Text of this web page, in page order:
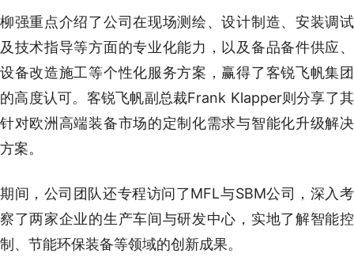
柳强重点介绍了公司在现场测绘、设计制造、安装调试
及技术指导等方面的专业化能力，以及备品备件供应、
设备改造施工等个性化服务方案，赢得了客锐飞帆集团
的高度认可。客锐飞帆副总裁Frank Klapper则分享了其
针对欧洲高端装备市场的定制化需求与智能化升级解决
方案。
期间，公司团队还专程访问了MFL与SBM公司，深入考
察了两家企业的生产车间与研发中心，实地了解智能控
制、节能环保装备等领域的创新成果。